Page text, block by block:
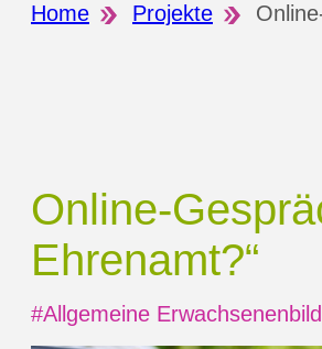
Home Projekte
Online-
Ehrenamt?“
#Allgemeine